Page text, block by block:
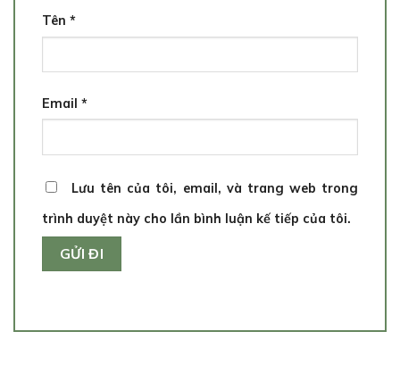
Tên *
Email *
Lưu tên của tôi, email, và trang web trong
trình duyệt này cho lần bình luận kế tiếp của tôi.